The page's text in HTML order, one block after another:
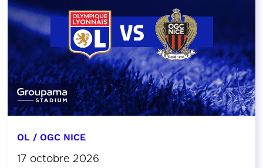
OL / OGC NICE
17 octobre 2026